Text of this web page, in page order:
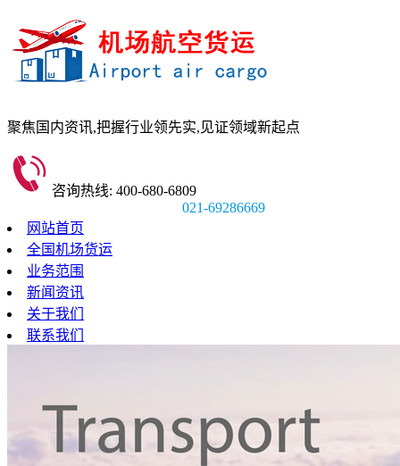
聚焦国内资讯,把握行业领先实,见证领域新起点
咨询热线: 400-680-6809
021-69286669
网站首页
全国机场货运
业务范围
新闻资讯
关于我们
联系我们